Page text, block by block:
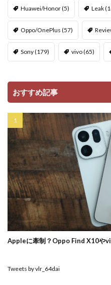
Huawei/Honor(5) Leak
Oppo/OnePlus (57)
Sony(179) vivo(65)
おすすめ記事
Appleに牽制？Oppo Find X10や
Tweets by vlr_64dai